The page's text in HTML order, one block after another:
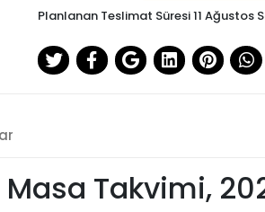
Planlanan Teslimat Süresi 11 Ağustos
Takvimi,